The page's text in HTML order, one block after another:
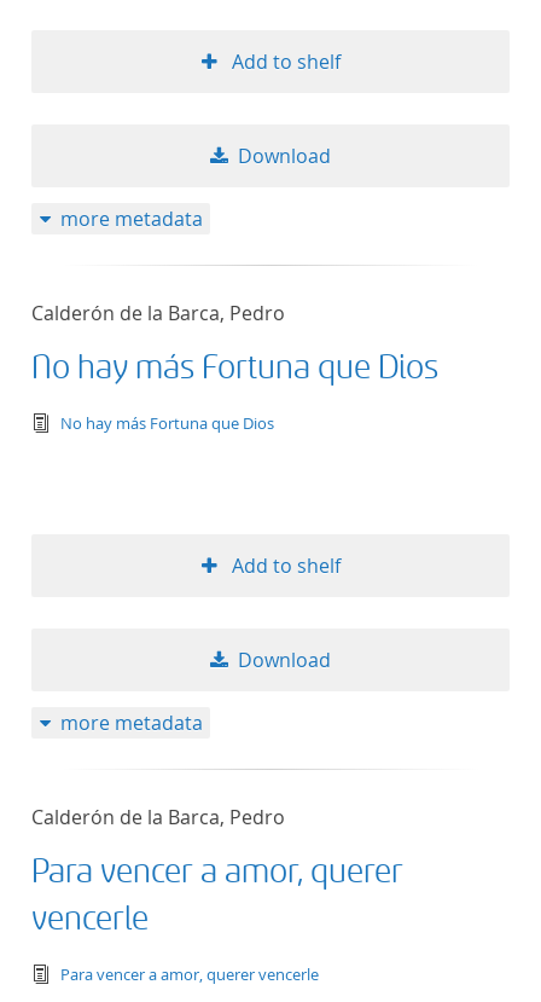
Add to shelf
Download
more metadata
Calderón de la Barca, Pedro
No hay más Fortuna que Dios
text/tg.edition+tg.aggregation+xml
No hay más Fortuna que Dios
Add to shelf
Download
more metadata
Calderón de la Barca, Pedro
Para vencer a amor, querer
vencerle
text/tg.edition+tg.aggregation+xml
Para vencer a amor, querer vencerle